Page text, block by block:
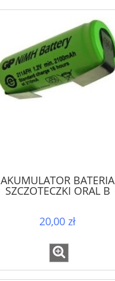
AKUMULATOR BATERIA
SZCZOTECZKI ORAL B
20,00 zł